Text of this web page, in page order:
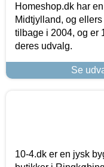
Homeshop.dk har
Midtjylland, og
tilbage i 2004, og er
deres udvalg.
Se
10-4.dk er en jysk